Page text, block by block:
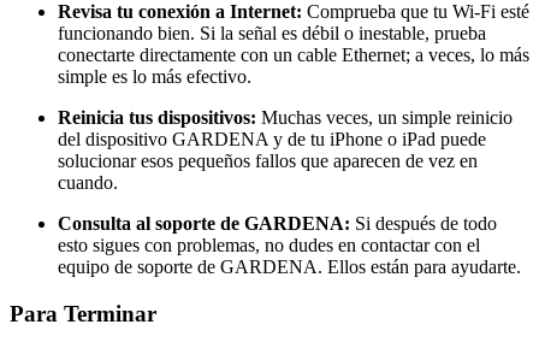
Revisa tu conexión a Internet: Comprueba que tu Wi-Fi esté
funcionando bien. Si la señal es débil o inestable, prueba
conectarte directamente con un cable Ethernet; a veces, lo más
simple es lo más efectivo.
Reinicia tus dispositivos: Muchas veces, un simple reinicio
del dispositivo GARDENA y de tu iPhone o iPad puede
solucionar esos pequeños fallos que aparecen de vez en
cuando.
Consulta al soporte de GARDENA: Si después de todo
esto sigues con problemas, no dudes en contactar con el
equipo de soporte de GARDENA. Ellos están para ayudarte.
Para Terminar